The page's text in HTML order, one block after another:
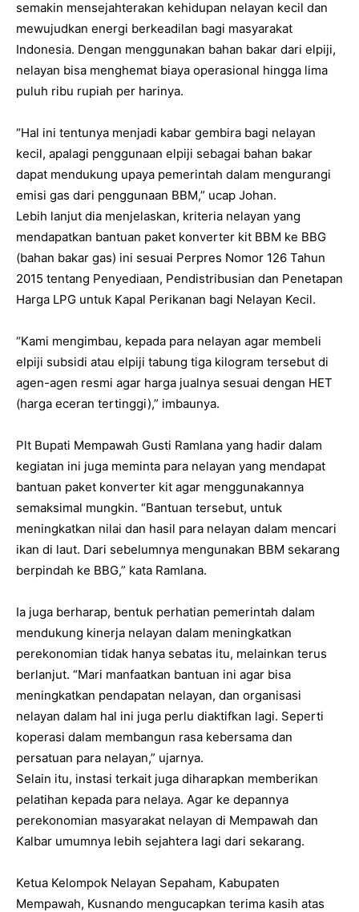
semakin mensejahterakan kehidupan nelayan kecil dan
mewujudkan energi berkeadilan bagi masyarakat
Indonesia. Dengan menggunakan bahan bakar dari elpiji,
nelayan bisa menghemat biaya operasional hingga lima
puluh ribu rupiah per harinya.
“Hal ini tentunya menjadi kabar gembira bagi nelayan
kecil, apalagi penggunaan elpiji sebagai bahan bakar
dapat mendukung upaya pemerintah dalam mengurangi
emisi gas dari penggunaan BBM,” ucap Johan.
Lebih lanjut dia menjelaskan, kriteria nelayan yang
mendapatkan bantuan paket konverter kit BBM ke BBG
(bahan bakar gas) ini sesuai Perpres Nomor 126 Tahun
2015 tentang Penyediaan, Pendistribusian dan Penetapan
Harga LPG untuk Kapal Perikanan bagi Nelayan Kecil.
“Kami mengimbau, kepada para nelayan agar membeli
elpiji subsidi atau elpiji tabung tiga kilogram tersebut di
agen-agen resmi agar harga jualnya sesuai dengan HET
(harga eceran tertinggi),” imbaunya.
Plt Bupati Mempawah Gusti Ramlana yang hadir dalam
kegiatan ini juga meminta para nelayan yang mendapat
bantuan paket konverter kit agar menggunakannya
semaksimal mungkin. “Bantuan tersebut, untuk
meningkatkan nilai dan hasil para nelayan dalam mencari
ikan di laut. Dari sebelumnya mengunakan BBM sekarang
berpindah ke BBG,” kata Ramlana.
Ia juga berharap, bentuk perhatian pemerintah dalam
mendukung kinerja nelayan dalam meningkatkan
perekonomian tidak hanya sebatas itu, melainkan terus
berlanjut. “Mari manfaatkan bantuan ini agar bisa
meningkatkan pendapatan nelayan, dan organisasi
nelayan dalam hal ini juga perlu diaktifkan lagi. Seperti
koperasi dalam membangun rasa kebersama dan
persatuan para nelayan,” ujarnya.
Selain itu, instasi terkait juga diharapkan memberikan
pelatihan kepada para nelaya. Agar ke depannya
perekonomian masyarakat nelayan di Mempawah dan
Kalbar umumnya lebih sejahtera lagi dari sekarang.
Ketua Kelompok Nelayan Sepaham, Kabupaten
Mempawah, Kusnando mengucapkan terima kasih atas